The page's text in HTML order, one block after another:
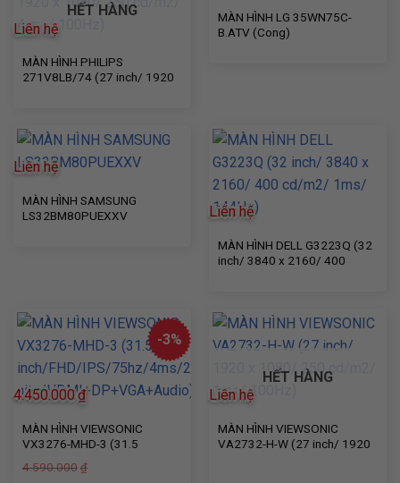
HẾT HÀNG
MÀN HÌNH PHILIPS
271V8LB/74 (27 inch/ 1920
Liên hệ
MÀN HÌNH LG 35WN75C-
B.ATV (Cong)
MÀN HÌNH SAMSUNG
LS32BM80PUEXXV
Liên hệ
MÀN HÌNH DELL G3223Q (32
inch/ 3840 x 2160/ 400
Liên hệ
-3%
MÀN HÌNH VIEWSONIC
VX3276-MHD-3 (31.5
nits/HDMI+DP+VGA+Audio)
4.590.000 ₫
4.450.000₫
HẾT HÀNG
MÀN HÌNH VIEWSONIC
VA2732-H-W (27 inch/ 1920
Liên hệ